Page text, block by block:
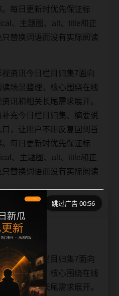
每日更新时优先保证标
、主题图、alt、title和正
替换词语而没有实际阅读
资讯今日栏目归集7面向
场景整理，核心围绕在线
讯和相关长尾需求展开。
充今日栏目归集、摘要说
，让用户不用反复回到首
每日更新时优先保证标
、主题图、alt、title和正
替换词语而没有实际阅读
资讯今日栏目归集7面向
场景整理，核心围绕在线
讯和相关长尾需求展开。
跳过广告 00:56